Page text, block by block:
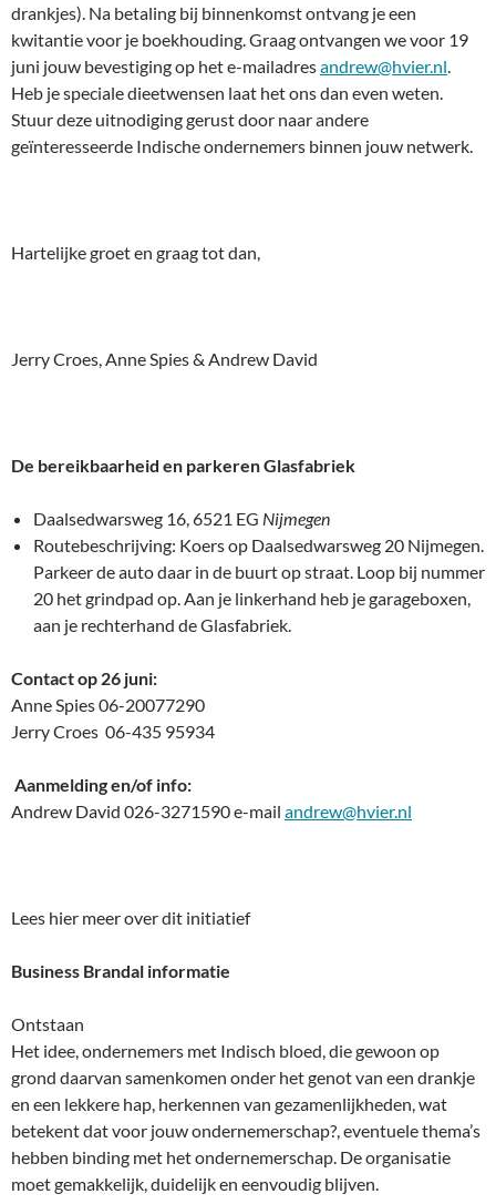
drankjes). Na betaling bij binnenkomst ontvang je een
kwitantie voor je boekhouding. Graag ontvangen we voor 19
juni jouw bevestiging op het e-mailadresandrew@hvier.nl.
Heb je speciale dieetwensen laat het ons dan even weten.
Stuur deze uitnodiging gerust door naar andere
geïnteresseerde Indische ondernemers binnen jouw netwerk.
Hartelijke groet en graag tot dan,
Jerry Croes, Anne Spies & Andrew David
De bereikbaarheid en parkeren Glasfabriek
Daalsedwarsweg 16, 6521 EG Nijmegen
Routebeschrijving: Koers op Daalsedwarsweg 20 Nijmegen.
Parkeer de auto daar in de buurt op straat. Loop bij nummer
20 het grindpad op. Aan je linkerhand heb je garageboxen,
aan je rechterhand de Glasfabriek.
Contact op 26 juni:
Anne Spies 06-20077290
Jerry Croes 06-435 95934
Aanmelding en/of info:
Andrew David 026-3271590 e-mail andrew@hvier.nl
Lees hier meer over dit initiatief
Business Brandal informatie
Ontstaan
Het idee, ondernemers met Indisch bloed, die gewoon op
grond daarvan samenkomen onder het genot van een drankje
en een lekkere hap, herkennen van gezamenlijkheden, wat
betekent dat voor jouw ondernemerschap?, eventuele thema’s
hebben binding met het ondernemerschap. De organisatie
moet gemakkelijk, duidelijk en eenvoudig blijven.